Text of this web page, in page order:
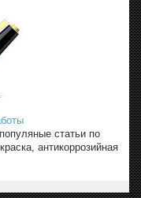
статьи по
антикоррозийная